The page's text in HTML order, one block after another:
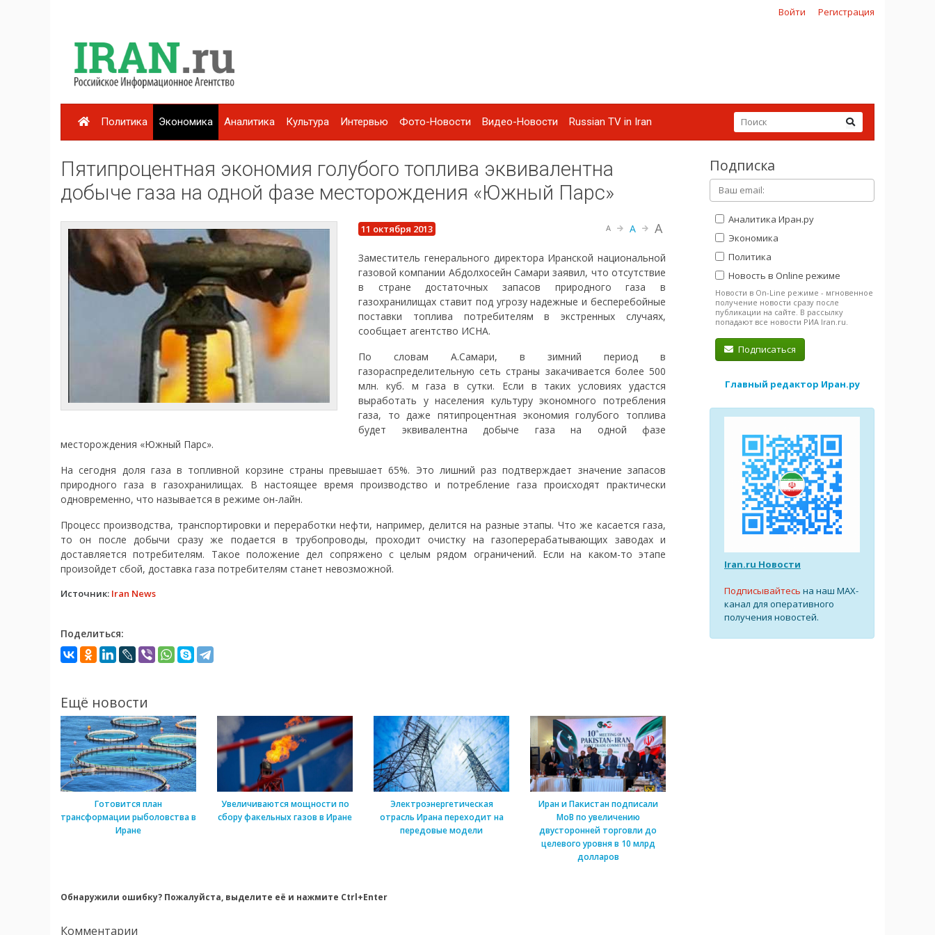
Войти Регистрация
Политика Экономика Аналитика Культура Интервью Фото-Новости Видео-Новости Russian TV in Iran
Пятипроцентная экономия голубого топлива эквивалентна
добыче газа на одной фазе месторождения «Южный Парс»
11 октября 2013 A A A
Заместитель генерального директора Иранской национальной
газовой компании Абдолхосейн Самари заявил, что отсутствие
в стране достаточных запасов природного газа в
газохранилищах ставит под угрозу надежные и бесперебойные
поставки топлива потребителям в экстренных случаях,
сообщает агентство ИСНА.
По словам А.Самари, в зимний период в
газораспределительную сеть страны закачивается более 500
млн. куб. м газа в сутки. Если в таких условиях удастся
выработать у населения культуру экономного потребления
газа, то даже пятипроцентная экономия голубого топлива
будет эквивалентна добыче газа на одной фазе
месторождения «Южный Парс».
На сегодня доля газа в топливной корзине страны превышает 65%. Это лишний раз подтверждает значение запасов
природного газа в газохранилищах. В настоящее время производство и потребление газа происходят практически
одновременно, что называется в режиме он-лайн.
Процесс производства, транспортировки и переработки нефти, например, делится на разные этапы. Что же касается газа,
то он после добычи сразу же подается в трубопроводы, проходит очистку на газоперерабатывающих заводах и
доставляется потребителям. Такое положение дел сопряжено с целым рядом ограничений. Если на каком-то этапе
произойдет сбой, доставка газа потребителям станет невозможной.
Источник: Iran News
Поделиться:
Ещё новости
Готовится план
трансформации рыболовства в
Иране
Увеличиваются мощности по
сбору факельных газов в Иране
Электроэнергетическая
отрасль Ирана переходит на
передовые модели
Иран и Пакистан подписали
МоВ по увеличению
двусторонней торговли до
целевого уровня в 10 млрд
долларов
Обнаружили ошибку? Пожалуйста, выделите её и нажмите Ctrl+Enter
Комментарии
Подписка
Аналитика Иран.ру
Экономика
Политика
Новость в Online режиме
Новости в On-Line режиме - мгновенное
получение новости сразу после
публикации на сайте. В рассылку
попадают все новости РИА Iran.ru.
Подписаться
Главный редактор Иран.ру
Iran.ru Новости
Подписывайтесь на наш MAX-
канал для оперативного
получения новостей.